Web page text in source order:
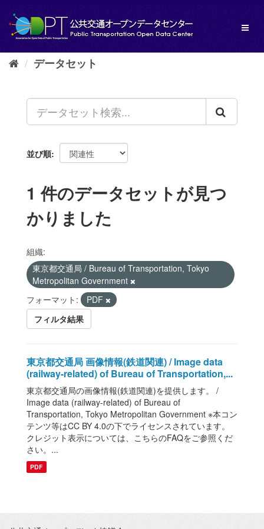
し
データセット
並び順
1 件のデータセットが見つ
かりました
組織:
東京都交通局 / Bureau of Transportation, Tokyo
Metropolitan Government
フォーマット:
PDF
フィルタ結果
東京都交通局 画像情報(鉄道関連) / Image data
(railway-related) of Bureau of Transportation,...
東京都交通局の画像情報(鉄道関連)を提供します。 /
Image data (railway-related) of Bureau of
Transportation, Tokyo Metropolitan Government ※本コン
テンツ等はCC BY 4.0の下でライセンスされています。
クレジット表示については、こちらのFAQをご参照くだ
さい。...
PDF